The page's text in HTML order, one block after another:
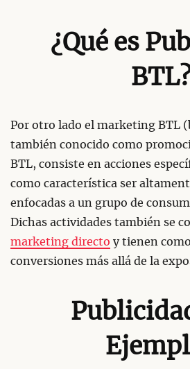
¿Qué es
Por otro lado el marketing BTL
también conocido como
BTL, consiste en acciones
como característica ser
enfocadas a un grupo de
Dichas actividades también se
marketing directo y tienen
conversiones más allá de la